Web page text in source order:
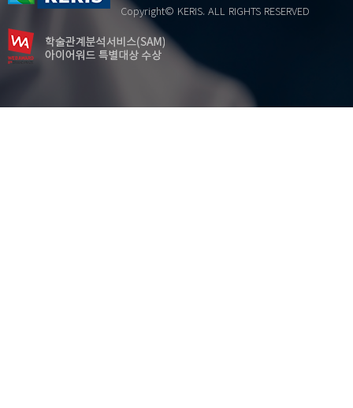
Copyright© KERIS. ALL RIGHTS RESERVED